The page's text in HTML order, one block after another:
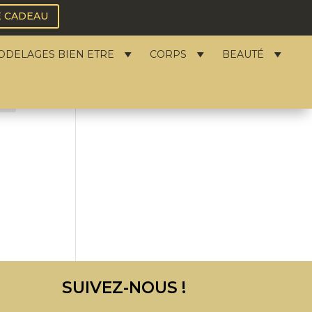
CADEAU
BIEN ETRE CORPS BEAUTÉ
Filtres actifs
SUIVEZ-NOUS !